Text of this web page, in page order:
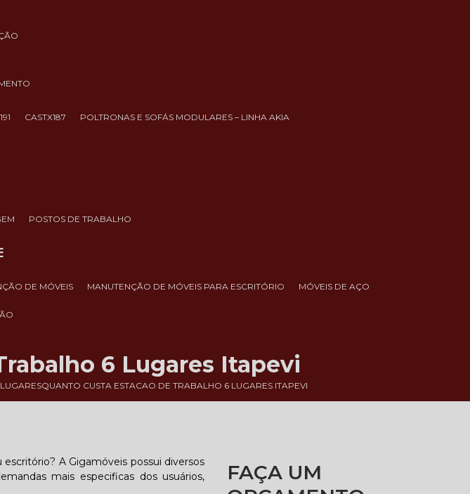
CASTX187 POLTRONAS E SOFÁS MODULARES – LINHA AKIA
POSTOS DE TRABALHO
DE MÓVEIS MANUTENÇÃO DE MÓVEIS PARA ESCRITÓRIO MÓVEIS DE AÇO
QUANTO CUSTA ESTACAO DE TRABALHO 6 LUGARES ITAPEVI
6 Lugares Itapevi
A Gigamóveis possui diversos
mais especificas dos usuários,
FAÇA UM